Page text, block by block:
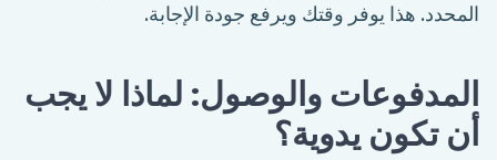
المحدد. هذا يوفر وقتك ويرفع جودة الإجابة.
المدفوعات والوصول: لماذا لا يجب
أن تكون يدوية؟